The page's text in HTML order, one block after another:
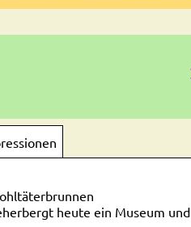
heute ein Museum und